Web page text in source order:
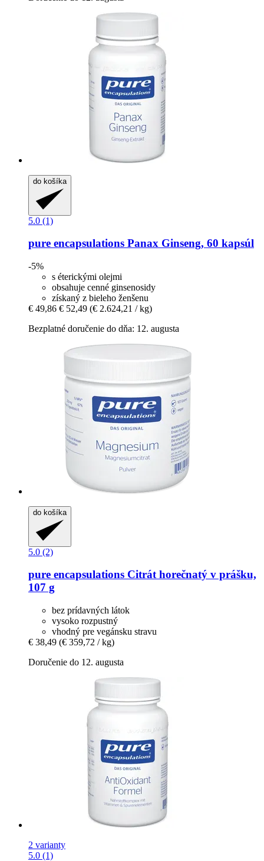
do košíka
5.0 (1)
pure encapsulations Panax Ginseng, 60 kapsúl
-5%
s éterickými olejmi
obsahuje cenné ginsenosidy
získaný z bieleho ženšenu
€ 49,86 € 52,49 (€ 2.624,21 / kg)
Bezplatné doručenie do dňa: 12. augusta
do košíka
5.0 (2)
pure encapsulations Citrát horečnatý v prášku,
107 g
bez prídavných látok
vysoko rozpustný
vhodný pre vegánsku stravu
€ 38,49 (€ 359,72 / kg)
Doručenie do 12. augusta
2 varianty
5.0 (1)